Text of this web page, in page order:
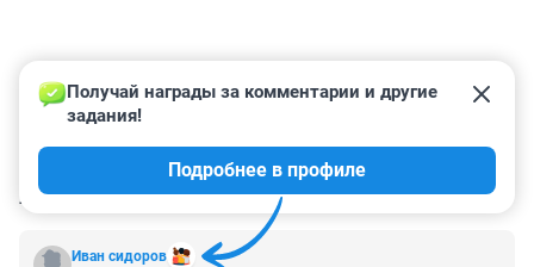
КОММЕНТАРИИ 25
Иван сидоров
Получай награды за комментарии и другие
задания!
Подробнее в профиле